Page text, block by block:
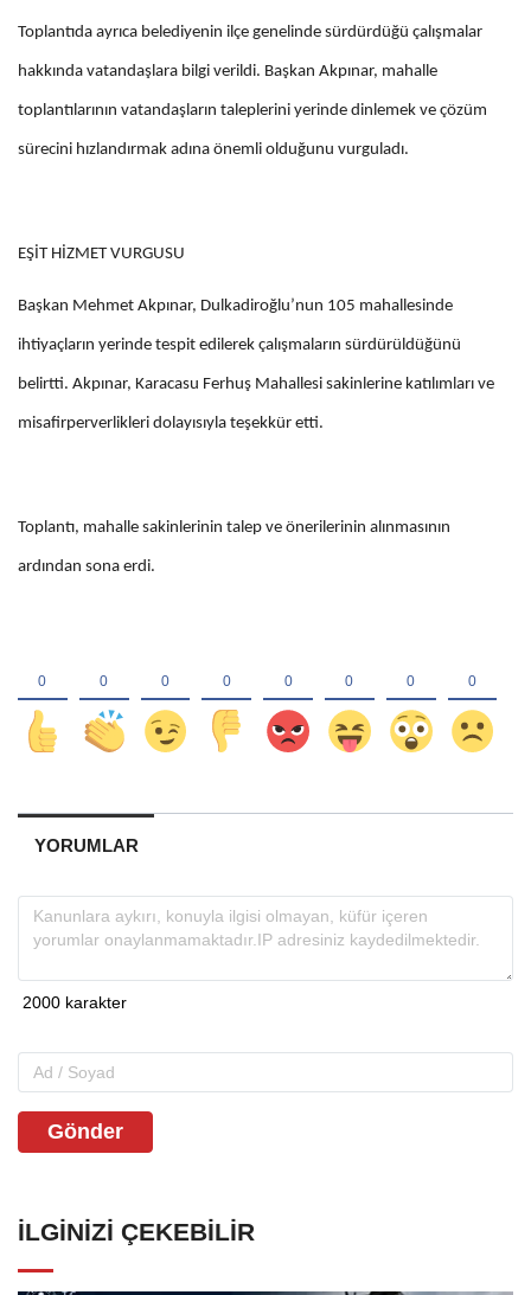
Toplantıda ayrıca belediyenin ilçe genelinde sürdürdüğü çalışmalar
hakkında vatandaşlara bilgi verildi. Başkan Akpınar, mahalle
toplantılarının vatandaşların taleplerini yerinde dinlemek ve çözüm
sürecini hızlandırmak adına önemli olduğunu vurguladı.
EŞİT HİZMET VURGUSU
Başkan Mehmet Akpınar, Dulkadiroğlu’nun 105 mahallesinde
ihtiyaçların yerinde tespit edilerek çalışmaların sürdürüldüğünü
belirtti. Akpınar, Karacasu Ferhuş Mahallesi sakinlerine katılımları ve
misafirperverlikleri dolayısıyla teşekkür etti.
Toplantı, mahalle sakinlerinin talep ve önerilerinin alınmasının
ardından sona erdi.
YORUMLAR
Gönder
İLGINIZI ÇEKEBILIR